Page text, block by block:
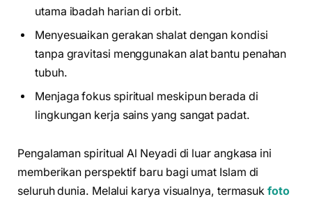
utama ibadah harian di orbit.
Menyesuaikan gerakan shalat dengan kondisi
tanpa gravitasi menggunakan alat bantu penahan
tubuh.
Menjaga fokus spiritual meskipun berada di
lingkungan kerja sains yang sangat padat.
Pengalaman spiritual Al Neyadi di luar angkasa ini
memberikan perspektif baru bagi umat Islam di
seluruh dunia. Melalui karya visualnya, termasukfoto